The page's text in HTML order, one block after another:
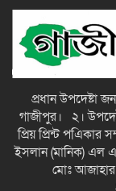
প্রধান
গাজীপুর। ২।
প্রিয় প্রিন্ট
ইসলান (মানিক) এল
মোঃ